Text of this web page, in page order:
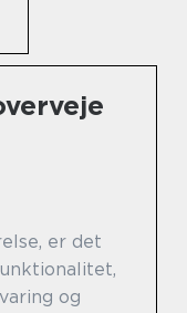
er det
og